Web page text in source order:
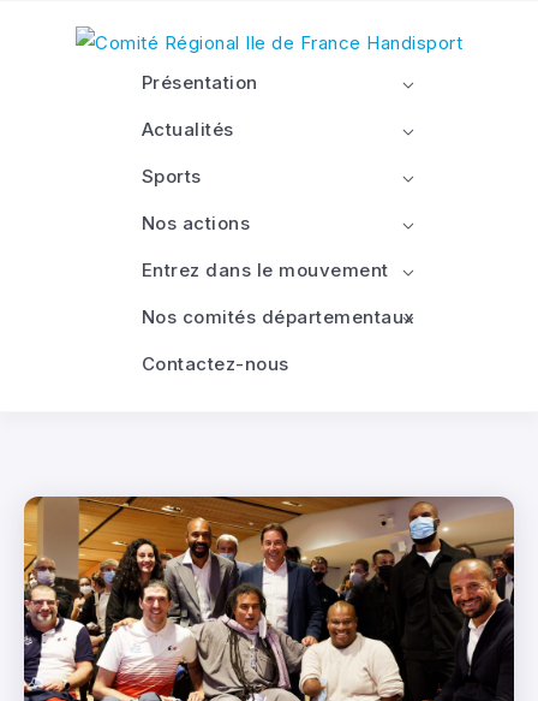
Présentation
Actualités
Sports
Nos actions
Entrez dans le mouvement
Nos comités départementaux
Contactez-nous